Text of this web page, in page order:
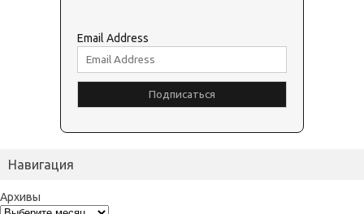
Email Address
Навигация
Архивы